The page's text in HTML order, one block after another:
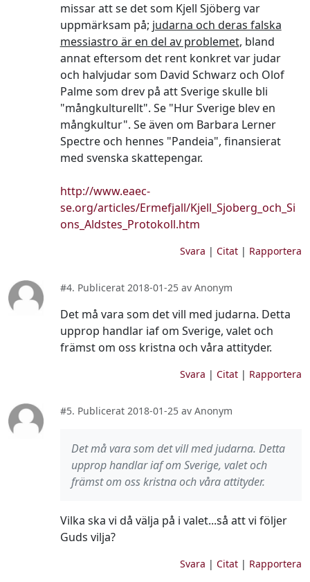
missar att se det som Kjell Sjöberg var
uppmärksam på; judarna och deras falska
messiastro är en del av problemet, bland
annat eftersom det rent konkret var judar
och halvjudar som David Schwarz och Olof
Palme som drev på att Sverige skulle bli
"mångkulturellt". Se "Hur Sverige blev en
mångkultur". Se även om Barbara Lerner
Spectre och hennes "Pandeia", finansierat
med svenska skattepengar.
http://www.eaec-
se.org/articles/Ermefjall/Kjell_Sjoberg_och_Si
ons_Aldstes_Protokoll.htm
Svara | Citat| Rapportera
#4. Publicerat 2018-01-25 av Anonym
Det må vara som det vill med judarna. Detta
upprop handlar iaf om Sverige, valet och
främst om oss kristna och våra attityder.
Svara | Citat| Rapportera
#5. Publicerat 2018-01-25 av Anonym
Det må vara som det vill med judarna. Detta
upprop handlar iaf om Sverige, valet och
främst om oss kristna och våra attityder.
Vilka ska vi då välja på i valet...så att vi följer
Guds vilja?
Svara | Citat| Rapportera